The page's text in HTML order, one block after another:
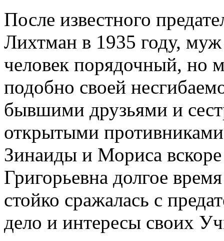
После известного
Лихтман в 1935 году,
человек порядочный, но
подобно своей
бывшими друзьями и
открытыми
Зинаиды и Мориса вскоре
Григорьевна долгое
стойко сражалась с
дело и интересы своих